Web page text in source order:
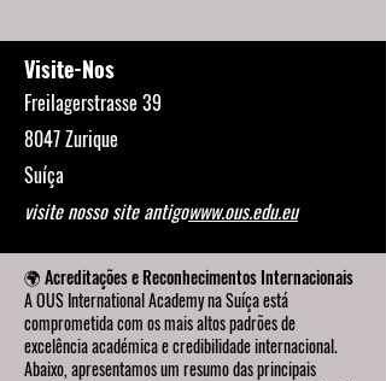
Visite-Nos
Freilagerstrasse 39
8047 Zurique
Suíça
visite nosso site antigowww.ous.edu.eu
🌍 Acreditações e Reconhecimentos Internacionais
A OUS International Academy na Suíça está
comprometida com os mais altos padrões de
excelência académica e credibilidade internacional.
Abaixo, apresentamos um resumo das principais